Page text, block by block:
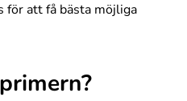
för att få bästa möjliga